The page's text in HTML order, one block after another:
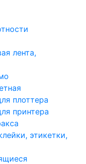
лента,
плоттера
принтера
этикетки,